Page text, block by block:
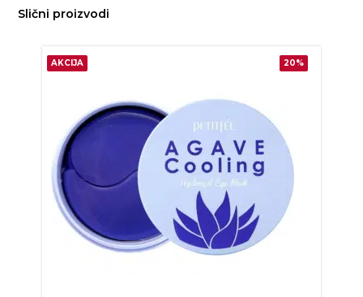
Slični proizvodi
AKCIJA 20%